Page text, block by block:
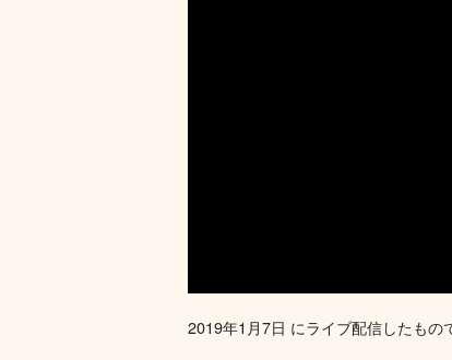
2019年1月7日 にライブ配信したもの